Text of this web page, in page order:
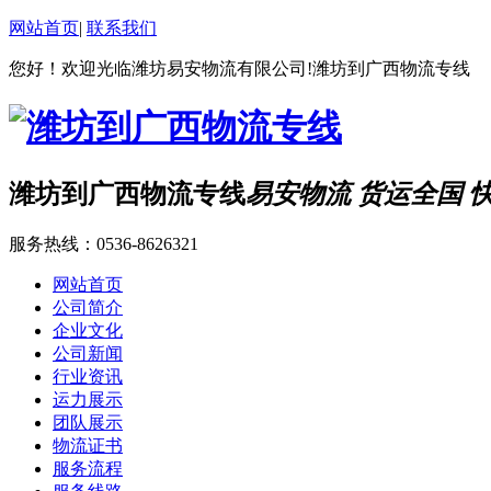
网站首页| 联系我们
您好！欢迎光临潍坊易安物流有限公司!潍坊到广西物流专线
潍坊到广西物流专线易安物流 货运全国
服务热线： 0536-8626321
网站首页
公司简介
企业文化
公司新闻
行业资讯
运力展示
团队展示
物流证书
服务流程